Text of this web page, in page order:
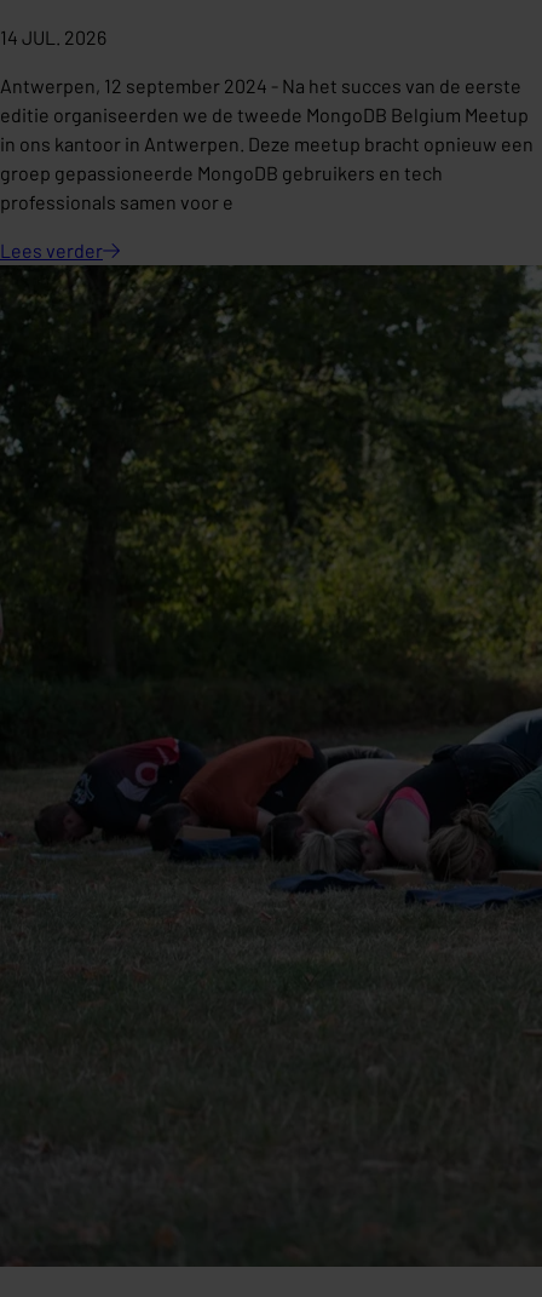
14 JUL. 2026
Antwerpen, 12 september 2024 - Na het succes van de eerste
editie organiseerden we de tweede MongoDB Belgium Meetup
in ons kantoor in Antwerpen. Deze meetup bracht opnieuw een
groep gepassioneerde MongoDB gebruikers en tech
professionals samen voor e
Lees verder